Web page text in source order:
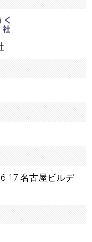
17 名古屋ビルデ